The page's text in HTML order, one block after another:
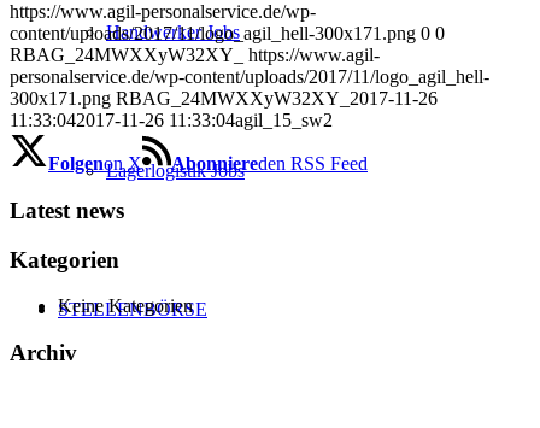
Handwerker Jobs
Lagerlogistik Jobs
STELLENBÖRSE
https://www.agil-personalservice.de/wp-
content/uploads/2017/11/logo_agil_hell-300x171.png 0 0
RBAG_24MWXXyW32XY_
https://www.agil-
personalservice.de/wp-content/uploads/2017/11/logo_agil_hell-
300x171.png RBAG_24MWXXyW32XY_ 2017-11-26
11:33:042017-11-26 11:33:04agil_15_sw2
Folgenon X Abonniereden RSS Feed
Latest news
Kategorien
Keine Kategorien
Archiv